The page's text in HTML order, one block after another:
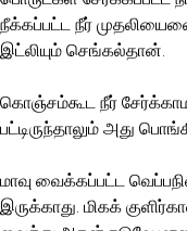
நீக்கப்பட்ட நீர்
இட்லியும் செங்கல்தான்.
கொஞ்சம்கூட நீர்
பட்டிருந்தாலும் அது
மாவு வைக்கப்பட்ட
இருக்காது. மிகக்